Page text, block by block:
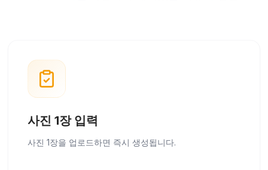
사진 1장 입력
사진 1장을 업로드하면 즉시 생성됩니다.